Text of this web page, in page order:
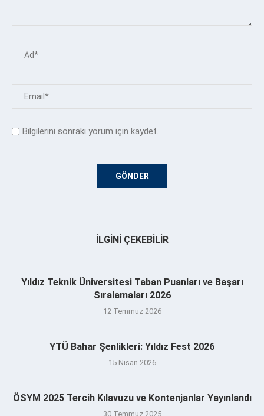
Bilgilerini sonraki yorum için kaydet.
İLGINI ÇEKEBILIR
Yıldız Teknik Üniversitesi Taban Puanları ve Başarı
Sıralamaları 2026
12 Temmuz 2026
YTÜ Bahar Şenlikleri: Yıldız Fest 2026
15 Nisan 2026
ÖSYM 2025 Tercih Kılavuzu ve Kontenjanlar Yayınlandı
30 Temmuz 2025